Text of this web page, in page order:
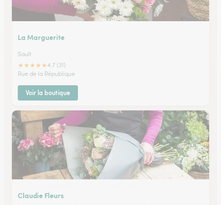
La Marguerite
Sault
★★★★★4.7 (31)
Rue de la République
Voir la boutique
Claudie Fleurs